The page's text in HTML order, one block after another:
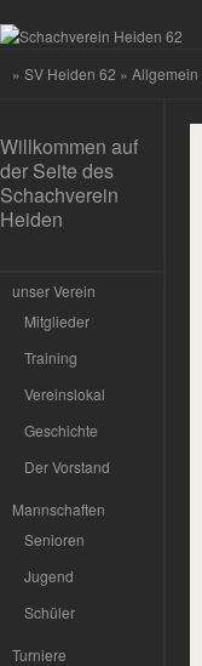
» SV Heiden 62 » Allgemein
Willkommen auf
der Seite des
Schachverein
Heiden
unser Verein
Mitglieder
Training
Vereinslokal
Geschichte
Der Vorstand
Mannschaften
Senioren
Jugend
Schüler
Turniere